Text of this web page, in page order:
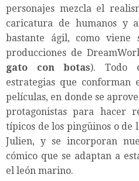
personajes mezcla el
caricatura de humanos y
bastante ágil, como viene
producciones de
gato con botas). Todo
estrategias que
películas, en donde se
protagonistas para hacer
típicos de los pingüinos o de
Julien, y se incorporan
cómico que se adaptan a
el león marino.